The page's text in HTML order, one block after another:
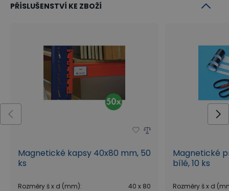
PŘÍSLUŠENSTVÍ KE ZBOŽÍ
Magnetické kapsy 40x80 mm, 50
ks
Rozměry š x d (mm):
40 x 80
Magnetické
bílé, 10 ks
Rozměry š x d